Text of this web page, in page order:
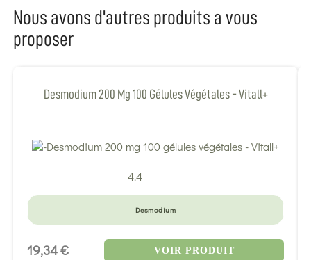
Nous avons d'autres produits a vous
proposer
Desmodium 200 Mg 100 Gélules Végétales - Vitall+
4.4
Desmodium
19,34 € VOIR PRODUIT